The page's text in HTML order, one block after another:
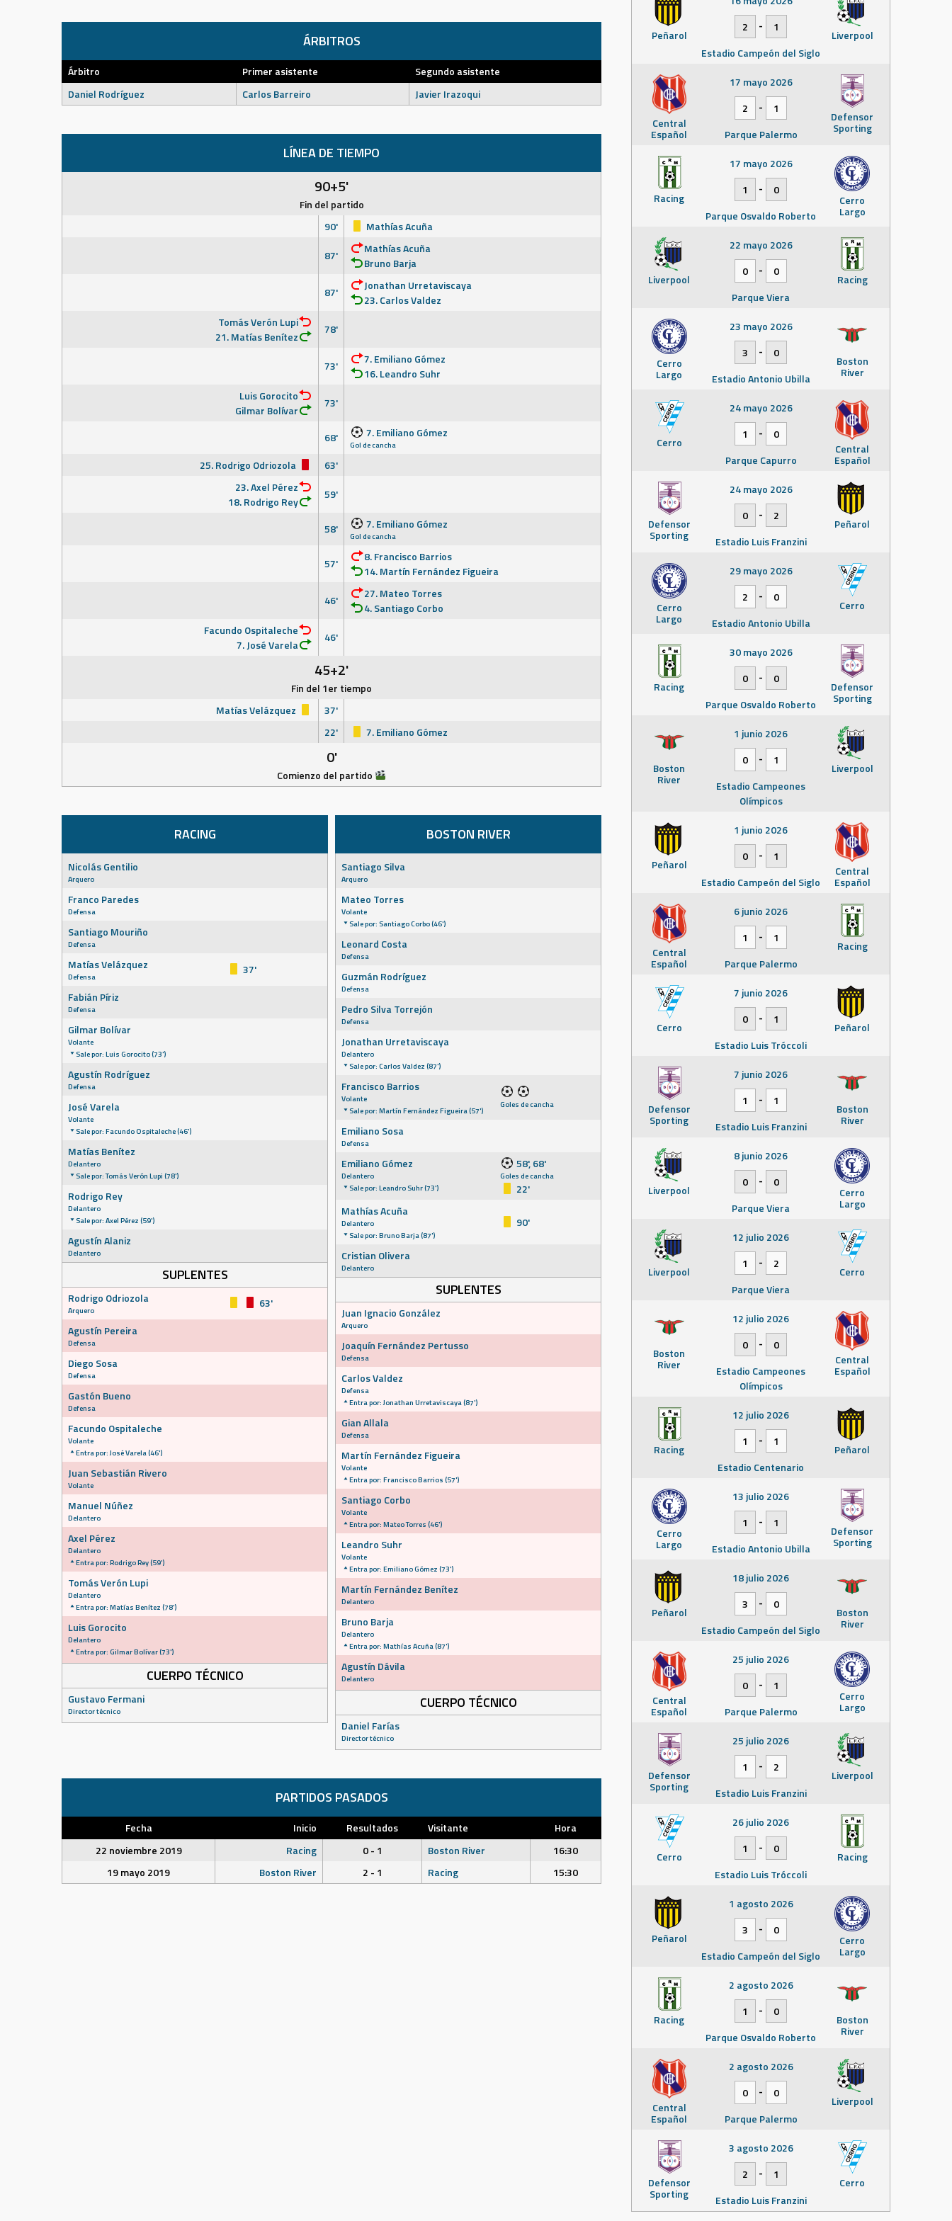
ÁRBITROS
Árbitro Primer asistente
Segundo asistente
Daniel Rodríguez
Carlos Barreiro Javier Irazoqui
LÍNEA DE TIEMPO
90+5'
Fin del partido
90'
Mathías Acuña
87'
Mathías Acuña
Bruno Barja
87'
Jonathan Urretaviscaya
23. Carlos Valdez
Tomás Verón Lupi
21. Matías Benítez
78'
73'
7. Emiliano Gómez
16. Leandro Suhr
Luis Gorocito
Gilmar Bolívar
73'
68' 7. Emiliano Gómez
Gol de cancha
25. Rodrigo Odriozola
63'
23. Axel Pérez
18. Rodrigo Rey
59'
58' 7. Emiliano Gómez
Gol de cancha
57'
8. Francisco Barrios
14. Martín Fernández Figueira
46'
27. Mateo Torres
4. Santiago Corbo
Facundo Ospitaleche
7. José Varela
46'
45+2'
Fin del 1er tiempo
Matías Velázquez
37'
22'
7. Emiliano Gómez
0'
Comienzo del partido
RACING
Nicolás Gentilio
Arquero
Franco Paredes
Defensa
Santiago Mouriño
Defensa
Matías Velázquez
Defensa
37'
Fabián Píriz
Defensa
Gilmar Bolívar
Volante
Sale por: Luis Gorocito (73')
Agustín Rodríguez
Defensa
José Varela
Volante
Sale por: Facundo Ospitaleche (46')
Matías Benítez
Delantero
Sale por: Tomás Verón Lupi (78')
Rodrigo Rey
Delantero
Sale por: Axel Pérez (59')
Agustín Alaniz
Delantero
SUPLENTES
Rodrigo Odriozola
Arquero
63'
Agustín Pereira
Defensa
Diego Sosa
Defensa
Gastón Bueno
Defensa
Facundo Ospitaleche
Volante
Entra por: José Varela (46')
Juan Sebastián Rivero
Volante
Manuel Núñez
Delantero
Axel Pérez
Delantero
Entra por: Rodrigo Rey (59')
Tomás Verón Lupi
Delantero
Entra por: Matías Benítez (78')
Luis Gorocito
Delantero
Entra por: Gilmar Bolívar (73')
CUERPO TÉCNICO
Gustavo Fermani
Director técnico
BOSTON RIVER
Santiago Silva
Arquero
Mateo Torres
Volante
Sale por: Santiago Corbo (46')
Leonard Costa
Defensa
Guzmán Rodríguez
Defensa
Pedro Silva Torrejón
Defensa
Jonathan Urretaviscaya
Delantero
Sale por: Carlos Valdez (87')
Francisco Barrios
Volante
Sale por: Martín Fernández Figueira (57')
Goles de cancha
Emiliano Sosa
Defensa
Emiliano Gómez
Delantero
Sale por: Leandro Suhr (73')
58', 68'
Goles de cancha
22'
Mathías Acuña
Delantero
Sale por: Bruno Barja (87')
90'
Cristian Olivera
Delantero
SUPLENTES
Juan Ignacio González
Arquero
Joaquín Fernández Pertusso
Defensa
Carlos Valdez
Defensa
Entra por: Jonathan Urretaviscaya (87')
Gian Allala
Defensa
Martín Fernández Figueira
Volante
Entra por: Francisco Barrios (57')
Santiago Corbo
Volante
Entra por: Mateo Torres (46')
Leandro Suhr
Volante
Entra por: Emiliano Gómez (73')
Martín Fernández Benítez
Delantero
Bruno Barja
Delantero
Entra por: Mathías Acuña (87')
Agustín Dávila
Delantero
CUERPO TÉCNICO
Daniel Farías
Director técnico
PARTIDOS PASADOS
Fecha Inicio Resultados Visitante
Hora
22 noviembre 2019
Racing 0 - 1 Boston River
16:30
19 mayo 2019
Boston River 2 - 1 Racing 15:30
Peñarol Liverpool
2
-
1
Estadio Campeón del Siglo
Central
Español
Defensor
Sporting
17 mayo 2026
2
-
1
Parque Palermo
Racing Cerro
Largo
17 mayo 2026
1
-
0
Parque Osvaldo Roberto
Liverpool Racing
22 mayo 2026
0
-
0
Parque Viera
Cerro
Largo
Boston
River
23 mayo 2026
3
-
0
Estadio Antonio Ubilla
Cerro Central
Español
24 mayo 2026
1
-
0
Parque Capurro
Defensor
Sporting
Peñarol
24 mayo 2026
0
-
2
Estadio Luis Franzini
Cerro
Largo
Cerro
29 mayo 2026
2
-
0
Estadio Antonio Ubilla
Racing Defensor
Sporting
30 mayo 2026
0
-
0
Parque Osvaldo Roberto
Boston
River
Liverpool
1 junio 2026
0
-
1
Estadio Campeones
Olímpicos
Peñarol Central
Español
1 junio 2026
0
-
1
Estadio Campeón del Siglo
Central
Español
Racing
6 junio 2026
1
-
1
Parque Palermo
Cerro Peñarol
7 junio 2026
0
-
1
Estadio Luis Tróccoli
Defensor
Sporting
Boston
River
7 junio 2026
1
-
1
Estadio Luis Franzini
Liverpool Cerro
Largo
8 junio 2026
0
-
0
Parque Viera
Liverpool Cerro
12 julio 2026
1
-
2
Parque Viera
Boston
River Central
Español
12 julio 2026
0
-
0
Estadio Campeones
Olímpicos
Racing Peñarol
12 julio 2026
1
-
1
Estadio Centenario
Cerro
Largo
Defensor
Sporting
13 julio 2026
1
-
1
Estadio Antonio Ubilla
Peñarol Boston
River
18 julio 2026
3
-
0
Estadio Campeón del Siglo
Central
Español
Cerro
Largo
25 julio 2026
0
-
1
Parque Palermo
Defensor
Sporting
Liverpool
25 julio 2026
1
-
2
Estadio Luis Franzini
Cerro Racing
26 julio 2026
1
-
0
Estadio Luis Tróccoli
Peñarol Cerro
Largo
1 agosto 2026
3
-
0
Estadio Campeón del Siglo
Racing Boston
River
2 agosto 2026
1
-
0
Parque Osvaldo Roberto
Central
Español
Liverpool
2 agosto 2026
0
-
0
Parque Palermo
Defensor
Sporting
Cerro
3 agosto 2026
2
-
1
Estadio Luis Franzini